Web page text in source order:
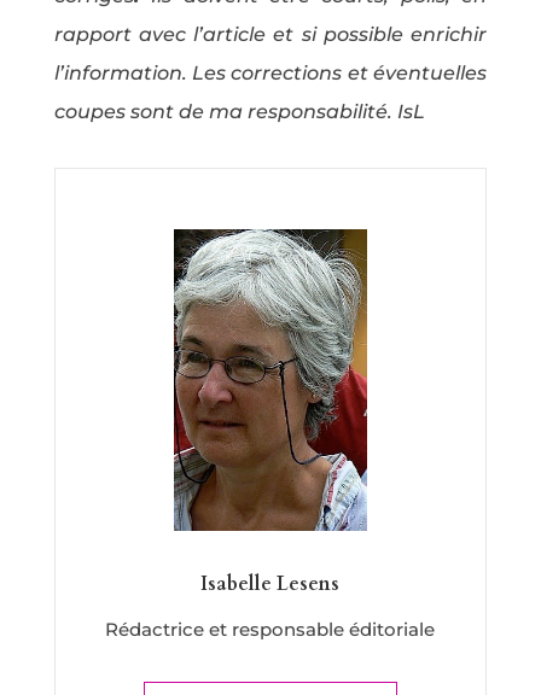
rapport avec l’article et si possible enrichir
l’information. Les corrections et éventuelles
coupes sont de ma responsabilité. IsL
Isabelle Lesens
Rédactrice et responsable éditoriale